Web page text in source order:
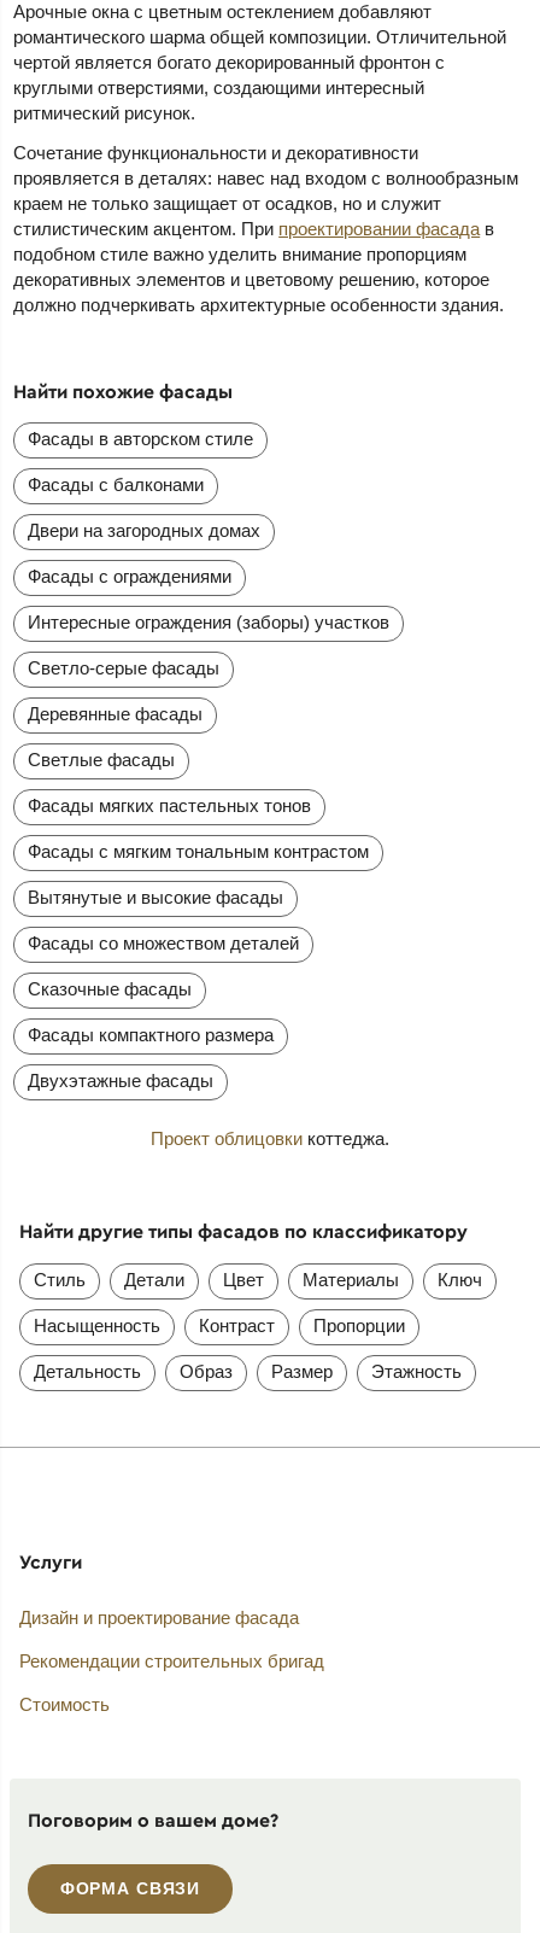
Арочные окна с цветным остеклением добавляют
романтического шарма общей композиции. Отличительной
чертой является богато декорированный фронтон с
круглыми отверстиями, создающими интересный
ритмический рисунок.
Сочетание функциональности и декоративности
проявляется в деталях: навес над входом с волнообразным
краем не только защищает от осадков, но и служит
стилистическим акцентом. При проектировании фасада в
подобном стиле важно уделить внимание пропорциям
декоративных элементов и цветовому решению, которое
должно подчеркивать архитектурные особенности здания.
Найти похожие фасады
Фасады в авторском стиле
Фасады с балконами
Двери на загородных домах
Фасады с ограждениями
Интересные ограждения (заборы) участков
Светло-серые фасады
Деревянные фасады
Светлые фасады
Фасады мягких пастельных тонов
Фасады с мягким тональным контрастом
Вытянутые и высокие фасады
Фасады со множеством деталей
Сказочные фасады
Фасады компактного размера
Двухэтажные фасады
Проект облицовки коттеджа.
Найти другие типы фасадов по классификатору
Стиль Детали Цвет Материалы Ключ
Насыщенность Контраст Пропорции
Детальность Образ Размер Этажность
Услуги
Дизайн и проектирование фасада
Рекомендации строительных бригад
Стоимость
Поговорим о вашем доме?
ФОРМА СВЯЗИ